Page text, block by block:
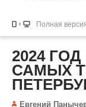
Полная
2024
САМЫХ
Евгений